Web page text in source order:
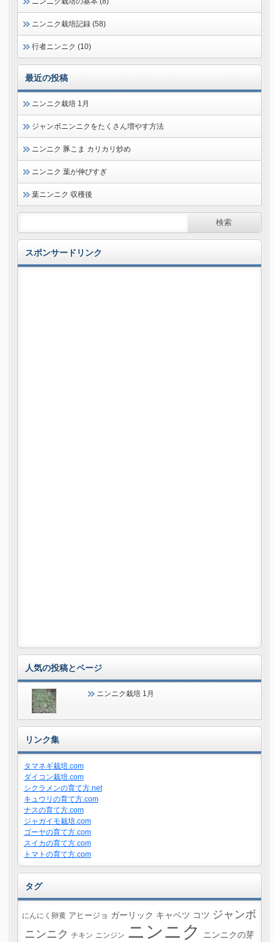
ニンニク栽培記録 (58)
行者ニンニク (10)
最近の投稿
ニンニク栽培 1月
ジャンボニンニクをたくさん増やす方法
ニンニク 豚こま カリカリ炒め
ニンニク 葉が伸びすぎ
葉ニンニク 収穫後
スポンサードリンク
人気の投稿とページ
ニンニク栽培 1月
リンク集
タマネギ栽培.com
ダイコン栽培.com
シクラメンの育て方.net
キュウリの育て方.com
ナスの育て方.com
ジャガイモ栽培.com
ゴーヤの育て方.com
スイカの育て方.com
トマトの育て方.com
タグ
にんにく卵黄 アヒージョ ガーリック キャベツ コツ ジャンボ
ニンニク チキン ニンジン ニンニク
ニンニクの芽